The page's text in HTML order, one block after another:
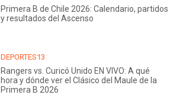
Primera B de Chile 2026: Calendario, partidos
y resultados del Ascenso
DEPORTES13
Rangers vs. Curicó Unido EN VIVO: A qué
hora y dónde ver el Clásico del Maule de la
Primera B 2026